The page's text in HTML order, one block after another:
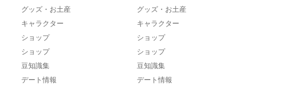
グッズ・お土産
キャラクター
ショップ
ショップ
豆知識集
デート情報
グッズ・お土産
キャラクター
ショップ
ショップ
豆知識集
デート情報